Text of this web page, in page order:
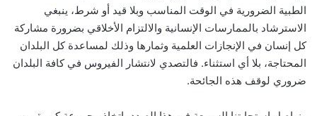
الطبية الضرورية في الوقت المناسب وبلا قيد أو شرط، ينبغي
الاسترشاد بالممارسات الإنسانية والالتزام الأخلاقي بضرورة مشاركة
كل إنسان في الإنجازات العلمية وثمارها وذلك لمساعدة كل البلدان
المحتاجة، بلا أي استثناء. فالتصدي لانتشار الفيروس في كافة البلدان
ضروري لوقف هذه الجائحة.